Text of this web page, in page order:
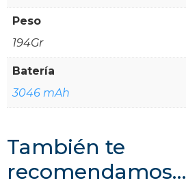
Peso
194Gr
Batería
3046 mAh
También te
recomendamos…